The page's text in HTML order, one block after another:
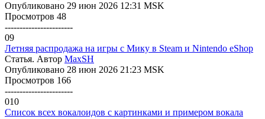
Опубликовано 29 июн 2026 12:31 MSK
Просмотров 48
-----------------------
09
Летняя распродажа на игры с Мику в Steam и Nintendo eShop
Статья. Автор MaxSH
Опубликовано 28 июн 2026 21:23 MSK
Просмотров 166
-----------------------
010
Список всех вокалоидов с картинками и примером вокала